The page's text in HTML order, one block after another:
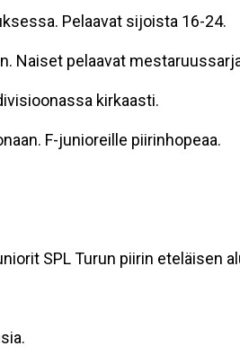
Pelaavat sijoista 16-24.
Naiset pelaavat
kirkaasti.
F-junioreille piirinhopeaa.
SPL Turun piirin eteläisen